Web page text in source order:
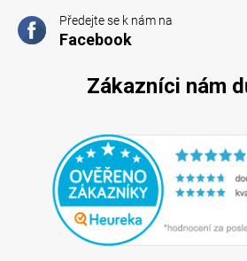
Předejte se k nám na
Facebook
Zákazníci nám